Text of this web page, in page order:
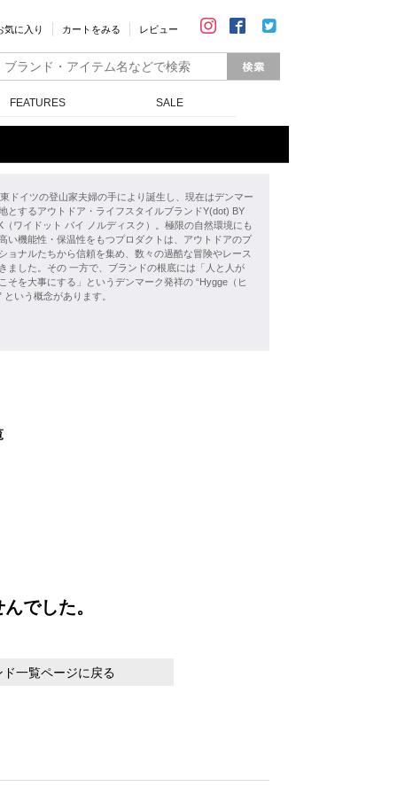
気に入り カートをみる レビュー
FEATURES SALE
ドイツの登山家夫婦の手により誕生し、現在はデンマー
とするアウトドア・ライフスタイルブランドY(dot) BY
（ワイドット バイ ノルディスク）。極限の自然環境にも
い機能性・保温性をもつプロダクトは、アウトドアのプ
ョナルたちから信頼を集め、数々の過酷な冒険やレース
ました。その 一方で、ブランドの根底には「人と人が
そを大事にする」というデンマーク発祥の “Hygge（ヒ
という概念があります。
でした。
ド一覧ページに戻る